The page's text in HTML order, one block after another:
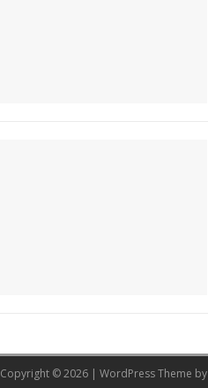
Copyright © 2026 | WordPress Theme by